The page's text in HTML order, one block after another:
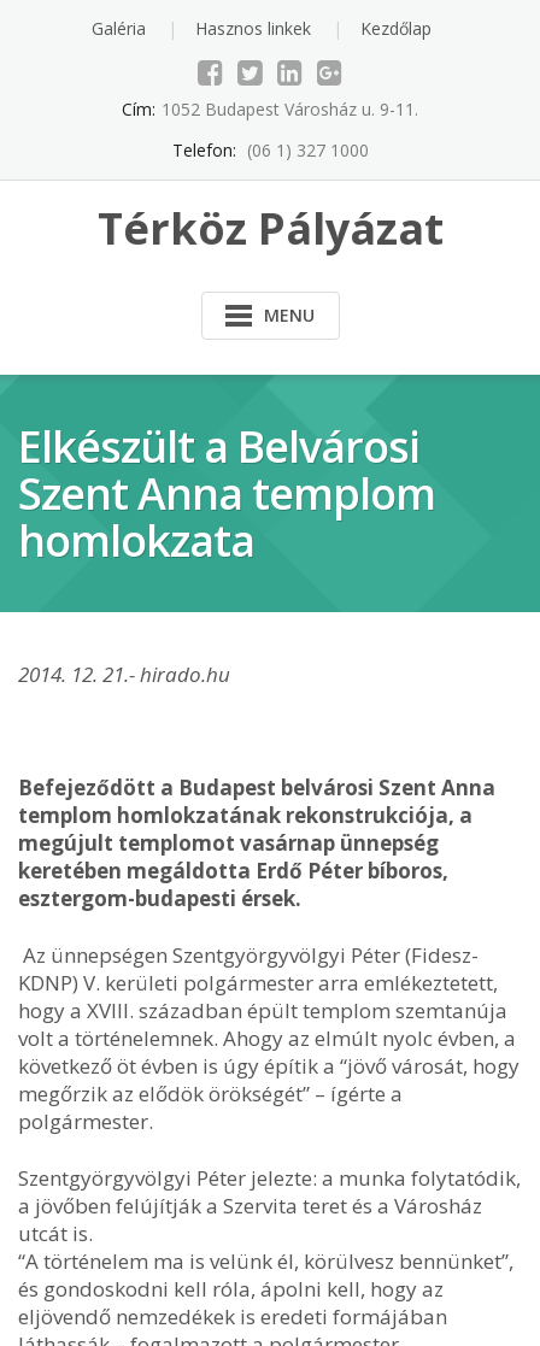
Galéria Hasznos linkek Kezdőlap
Cím: 1052 Budapest Városház u. 9-11.
Telefon: (06 1) 327 1000
Térköz Pályázat
MENU
Elkészült a Belvárosi
Szent Anna templom
homlokzata
2014. 12. 21.- hirado.hu
Befejeződött a Budapest belvárosi Szent Anna
templom homlokzatának rekonstrukciója, a
megújult templomot vasárnap ünnepség
keretében megáldotta Erdő Péter bíboros,
esztergom-budapesti érsek.
Az ünnepségen Szentgyörgyvölgyi Péter (Fidesz-
KDNP) V. kerületi polgármester arra emlékeztetett,
hogy a XVIII. században épült templom szemtanúja
volt a történelemnek. Ahogy az elmúlt nyolc évben, a
következő öt évben is úgy építik a “jövő városát, hogy
megőrzik az elődök örökségét” – ígérte a
polgármester.
Szentgyörgyvölgyi Péter jelezte: a munka folytatódik,
a jövőben felújítják a Szervita teret és a Városház
utcát is.
“A történelem ma is velünk él, körülvesz bennünket”,
és gondoskodni kell róla, ápolni kell, hogy az
eljövendő nemzedékek is eredeti formájában